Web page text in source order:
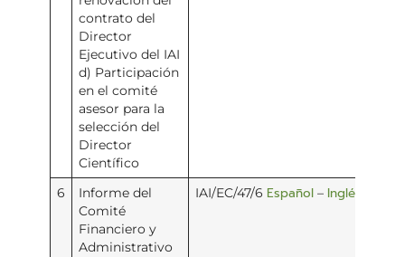
contrato del
Director
Ejecutivo del IAI
d) Participación
en el comité
asesor para la
selección del
Director
Científico
6
Informe del
Comité
Financiero y
Administrativo
IAI/EC/47/6 Español– Inglés